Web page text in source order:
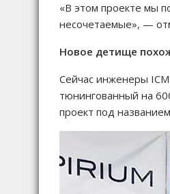
«В этом проекте мы
несочетаемые», —
Новое детище
Сейчас инженеры IСМ
тюнингованный на
проект под